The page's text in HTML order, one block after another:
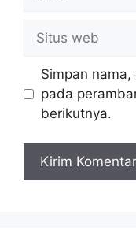
web
Simpan
pada
berikutnya.